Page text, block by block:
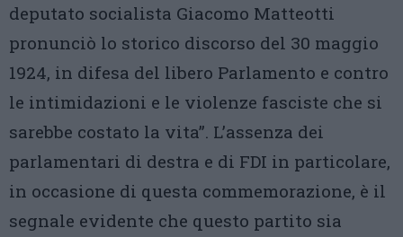
deputato socialista Giacomo Matteotti
pronunciò lo storico discorso del 30 maggio
1924, in difesa del libero Parlamento e contro
le intimidazioni e le violenze fasciste che si
sarebbe costato la vita”. L’assenza dei
parlamentari di destra e di FDI in particolare,
in occasione di questa commemorazione, è il
segnale evidente che questo partito sia